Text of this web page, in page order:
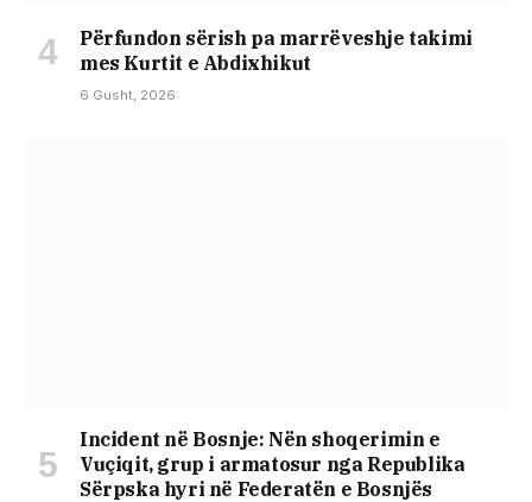
Përfundon sërish pa marrëveshje takimi
mes Kurtit e Abdixhikut
6 Gusht, 2026
Incident në Bosnje: Nën shoqerimin e
Vuçiqit, grup i armatosur nga Republika
Sërpska hyri në Federatën e Bosnjës